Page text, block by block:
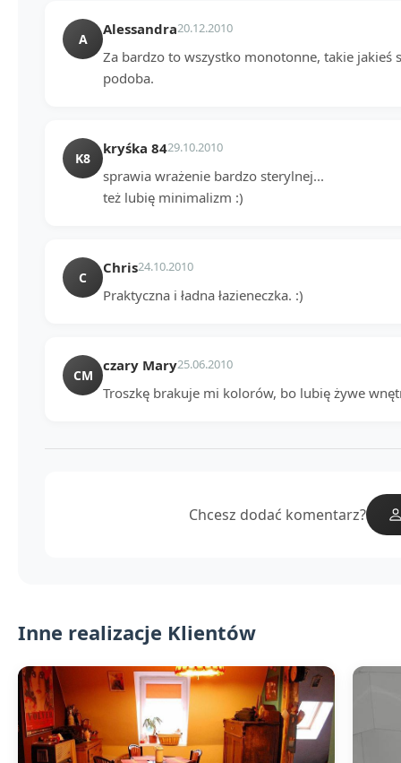
A
Alessandra20.12.2010
Za bardzo to wszystko monotonne, takie
podoba.
K8
kryśka 8429.10.2010
sprawia wrażenie bardzo sterylnej...
też lubię minimalizm :)
C
Chris24.10.2010
Praktyczna i ładna łazieneczka. :)
CM
czary Mary25.06.2010
Troszkę brakuje mi kolorów, bo lubię żywe
Chcesz dodać komentarz?
Inne realizacje Klientów